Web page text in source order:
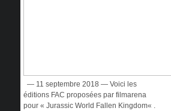
— 11 septembre 2018 — Voici les
éditions FAC proposées par filmarena
pour « Jurassic World Fallen Kingdom« .